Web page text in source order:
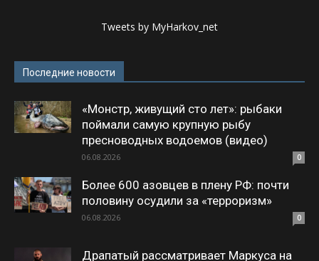
Tweets by MyHarkov_net
Последние новости
«Монстр, живущий сто лет»: рыбаки
поймали самую крупную рыбу
пресноводных водоемов (видео)
06.08.2026 0
Более 600 азовцев в плену РФ: почти
половину осудили за «терроризм»
06.08.2026 0
Драпатый рассматривает Маркуса на